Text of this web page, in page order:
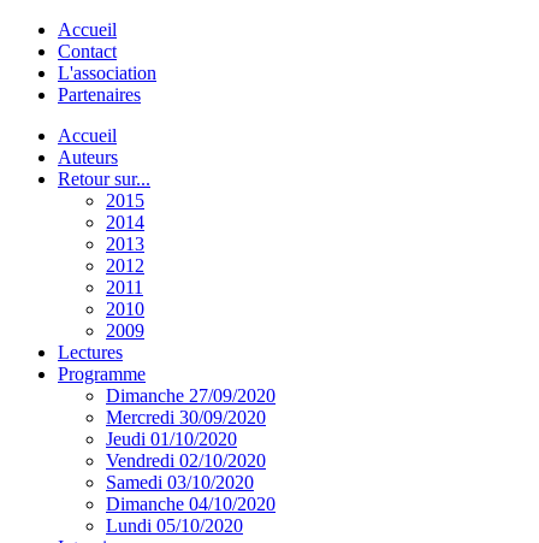
Accueil
Contact
L'association
Partenaires
Accueil
Auteurs
Retour sur...
2015
2014
2013
2012
2011
2010
2009
Lectures
Programme
Dimanche 27/09/2020
Mercredi 30/09/2020
Jeudi 01/10/2020
Vendredi 02/10/2020
Samedi 03/10/2020
Dimanche 04/10/2020
Lundi 05/10/2020